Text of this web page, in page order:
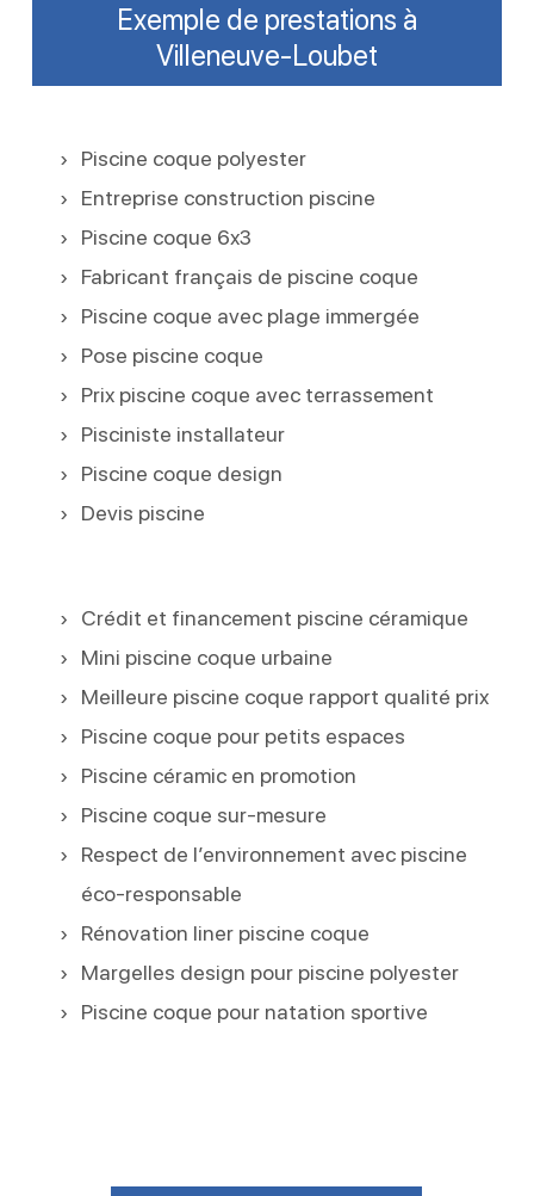
Exemple de prestations à
Villeneuve-Loubet
Piscine coque polyester
Entreprise construction piscine
Piscine coque 6x3
Fabricant français de piscine coque
Piscine coque avec plage immergée
Pose piscine coque
Prix piscine coque avec terrassement
Pisciniste installateur
Piscine coque design
Devis piscine
Crédit et financement piscine céramique
Mini piscine coque urbaine
Meilleure piscine coque rapport qualité prix
Piscine coque pour petits espaces
Piscine céramic en promotion
Piscine coque sur-mesure
Respect de l’environnement avec piscine
éco-responsable
Rénovation liner piscine coque
Margelles design pour piscine polyester
Piscine coque pour natation sportive